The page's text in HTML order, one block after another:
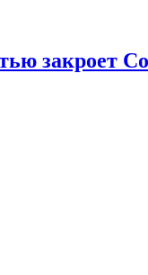
закроет